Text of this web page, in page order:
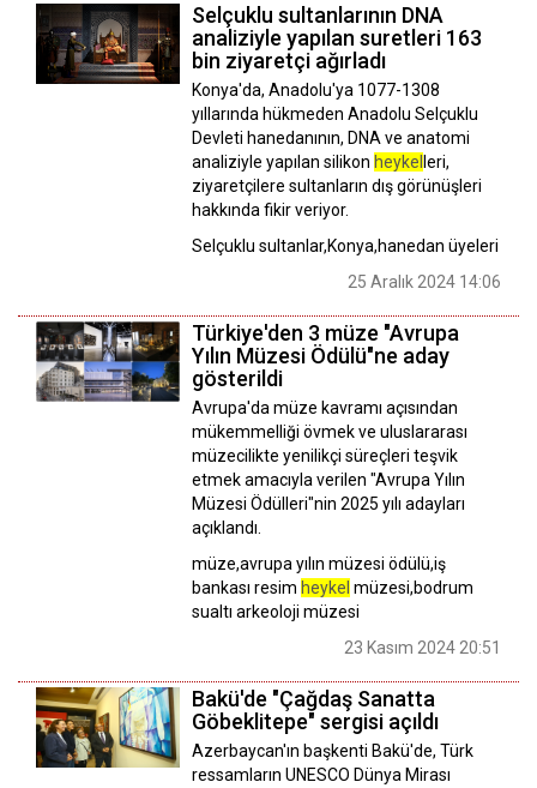
Selçuklu sultanlarının DNA
analiziyle yapılan suretleri 163
bin ziyaretçi ağırladı
Konya'da, Anadolu'ya 1077-1308
yıllarında hükmeden Anadolu Selçuklu
Devleti hanedanının, DNA ve anatomi
analiziyle yapılan silikon heykel leri,
ziyaretçilere sultanların dış görünüşleri
hakkında fikir veriyor.
Selçuklu sultanlar,Konya,hanedan üyeleri
25 Aralık 2024 14:06
Türkiye'den 3 müze "Avrupa
Yılın Müzesi Ödülü"ne aday
gösterildi
Avrupa'da müze kavramı açısından
mükemmelliği övmek ve uluslararası
müzecilikte yenilikçi süreçleri teşvik
etmek amacıyla verilen "Avrupa Yılın
Müzesi Ödülleri"nin 2025 yılı adayları
açıklandı.
müze,avrupa yılın müzesi ödülü,iş
bankası resim heykel müzesi,bodrum
sualtı arkeoloji müzesi
23 Kasım 2024 20:51
Bakü'de "Çağdaş Sanatta
Göbeklitepe" sergisi açıldı
Azerbaycan'ın başkenti Bakü'de, Türk
ressamların UNESCO Dünya Mirası